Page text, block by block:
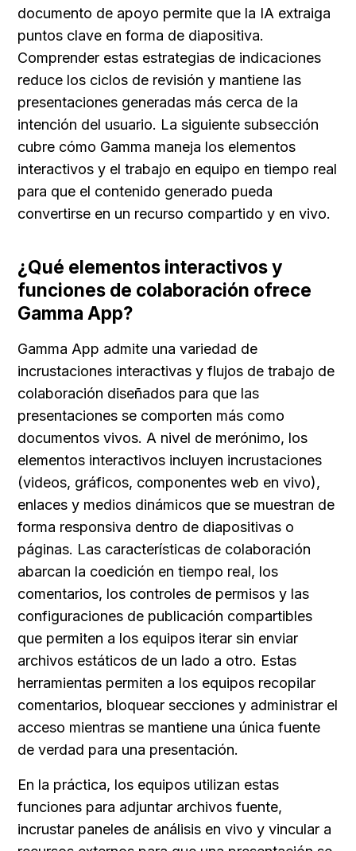
documento de apoyo permite que la IA extraiga
puntos clave en forma de diapositiva.
Comprender estas estrategias de indicaciones
reduce los ciclos de revisión y mantiene las
presentaciones generadas más cerca de la
intención del usuario. La siguiente subsección
cubre cómo Gamma maneja los elementos
interactivos y el trabajo en equipo en tiempo real
para que el contenido generado pueda
convertirse en un recurso compartido y en vivo.
¿Qué elementos interactivos y
funciones de colaboración ofrece
Gamma App?
Gamma App admite una variedad de
incrustaciones interactivas y flujos de trabajo de
colaboración diseñados para que las
presentaciones se comporten más como
documentos vivos. A nivel de merónimo, los
elementos interactivos incluyen incrustaciones
(videos, gráficos, componentes web en vivo),
enlaces y medios dinámicos que se muestran de
forma responsiva dentro de diapositivas o
páginas. Las características de colaboración
abarcan la coedición en tiempo real, los
comentarios, los controles de permisos y las
configuraciones de publicación compartibles
que permiten a los equipos iterar sin enviar
archivos estáticos de un lado a otro. Estas
herramientas permiten a los equipos recopilar
comentarios, bloquear secciones y administrar el
acceso mientras se mantiene una única fuente
de verdad para una presentación.
En la práctica, los equipos utilizan estas
funciones para adjuntar archivos fuente,
incrustar paneles de análisis en vivo y vincular a